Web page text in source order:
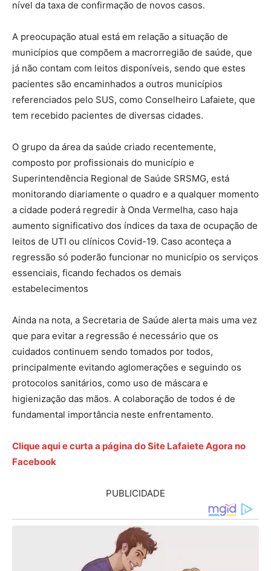
nível da taxa de confirmação de novos casos.
A preocupação atual está em relação a situação de
municípios que compõem a macrorregião de saúde, que
já não contam com leitos disponíveis, sendo que estes
pacientes são encaminhados a outros municípios
referenciados pelo SUS, como Conselheiro Lafaiete, que
tem recebido pacientes de diversas cidades.
O grupo da área da saúde criado recentemente,
composto por profissionais do município e
Superintendência Regional de Saúde SRSMG, está
monitorando diariamente o quadro e a qualquer momento
a cidade poderá regredir à Onda Vermelha, caso haja
aumento significativo dos índices da taxa de ocupação de
leitos de UTI ou clínicos Covid-19. Caso aconteça a
regressão só poderão funcionar no município os serviços
essenciais, ficando fechados os demais
estabelecimentos
Ainda na nota, a Secretaria de Saúde alerta mais uma vez
que para evitar a regressão é necessário que os
cuidados continuem sendo tomados por todos,
principalmente evitando aglomerações e seguindo os
protocolos sanitários, como uso de máscara e
higienização das mãos. A colaboração de todos é de
fundamental importância neste enfrentamento.
Clique aqui e curta a página do Site Lafaiete Agora no
Facebook
PUBLICIDADE